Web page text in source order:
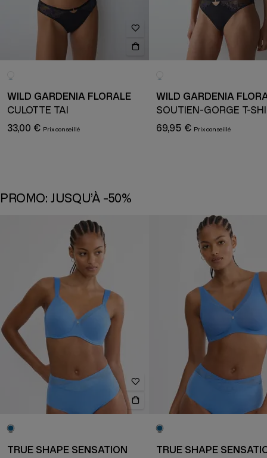
WILD GARDENIA FLORALE
CULOTTE TAI
33,00 €
WILD GARDENIA
SOUTIEN-GORGE T-
69,95 €
PROMO: JUSQU’À -50%
TRUE SHAPE SENSATION
TRUE SHAPE